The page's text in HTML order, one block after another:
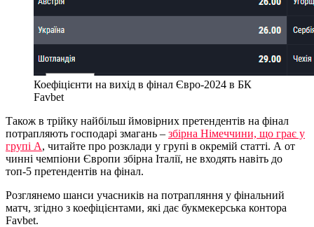
Коефіцієнти на вихід в фінал Євро-2024 в БК
Favbet
Також в трійку найбільш ймовірних претендентів на фінал
потрапляють господарі змагань – збірна Німеччини, що грає у
групі А, читайте про розклади у групі в окремій статті. А от
чинні чемпіони Європи збірна Італії, не входять навіть до
топ-5 претендентів на фінал.
Розглянемо шанси учасників на потрапляння у фінальний
матч, згідно з коефіцієнтами, які дає букмекерська контора
Favbet.